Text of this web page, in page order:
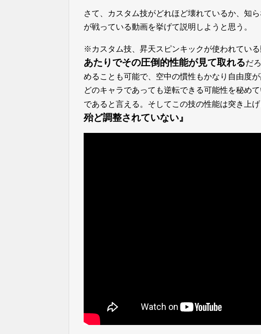
さて、カスタム技がどれほど壊れているか、知
が戦っている動画を挙げて説明しようと思う。
※カスタム技、昇天スピンキックが使われている
あたりでその圧倒的性能が見て取れるだ
めることも可能で、空中の慣性もかなり自由度
どのキャラであっても逆転できる可能性を秘め
であると言える。そしてこの技の性能は突き上げ
殆ど調整されていない』